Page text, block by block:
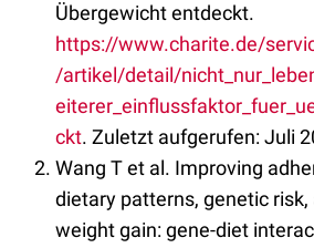
Übergewicht entdeckt.
https://www.charite.de/
/artikel/detail/
ckt. Zuletzt aufgerufen: Juli
Wang T et al. Improving
dietary patterns, genetic
weight gain: gene-diet